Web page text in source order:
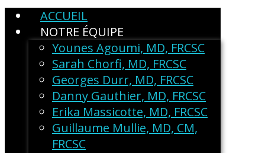
ACCUEIL
NOTRE ÉQUIPE
Younes Agoumi, MD, FRCSC
Sarah Chorfi, MD, FRCSC
Georges Durr, MD, FRCSC
Danny Gauthier, MD, FRCSC
Erika Massicotte, MD, FRCSC
Guillaume Mullie, MD, CM,
FRCSC